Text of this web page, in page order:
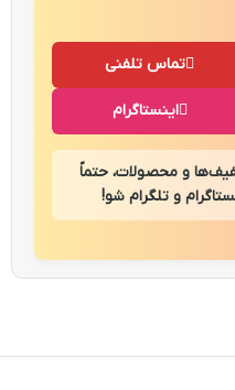
تماس تلفنی
اینستاگرام
و محصولات، حتماً
و تلگرام شو!